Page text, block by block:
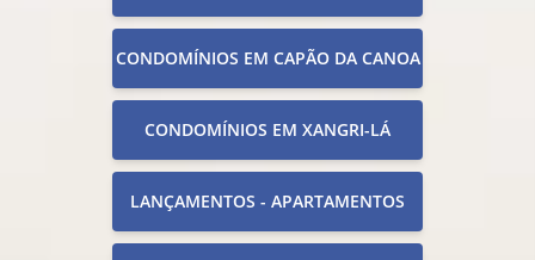
CONDOMÍNIOS EM CAPÃO DA CANOA
CONDOMÍNIOS EM XANGRI-LÁ
LANÇAMENTOS - APARTAMENTOS